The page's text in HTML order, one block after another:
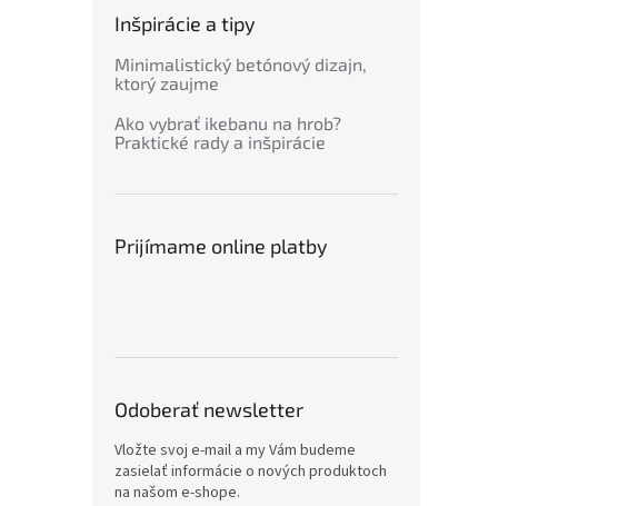
Inšpirácie a tipy
Minimalistický betónový dizajn,
ktorý zaujme
Ako vybrať ikebanu na hrob?
Praktické rady a inšpirácie
Prijímame online platby
Odoberať newsletter
Vložte svoj e-mail a my Vám budeme
zasielať informácie o nových produktoch
na našom e-shope.